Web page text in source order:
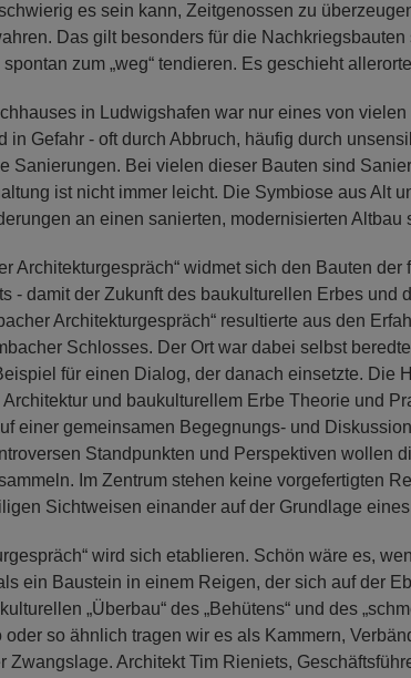
es sein kann, Zeitgenossen zu
Das gilt besonders für die
zum „weg“ tendieren. Es geschieht
in Ludwigshafen war nur eines von
in Gefahr - oft durch Abbruch, häufig durch
Sanierungen. Bei vielen dieser Bauten sind
ist nicht immer leicht. Die Symbiose aus Alt
an einen sanierten, modernisierten Altbau
Architekturgespräch“ widmet sich den Bauten
- damit der Zukunft des baukulturellen Erbes und
Architekturgespräch“ resultierte aus den
Schlosses. Der Ort war dabei selbst
für einen Dialog, der danach einsetzte. Die
und baukulturellem Erbe Theorie und
einer gemeinsamen Begegnungs- und
Standpunkten und Perspektiven wollen
Im Zentrum stehen keine vorgefertigten
Sichtweisen einander auf der Grundlage
wird sich etablieren. Schön wäre es,
ein Baustein in einem Reigen, der sich auf der
„Überbau“ des „Behütens“ und des
oder so ähnlich tragen wir es als Kammern,
Zwangslage. Architekt Tim Rieniets,